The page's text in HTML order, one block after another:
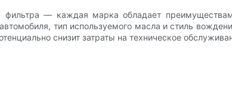
фильтра — каждая марка обладает
тип используемого масла и стиль
снизит затраты на техническое